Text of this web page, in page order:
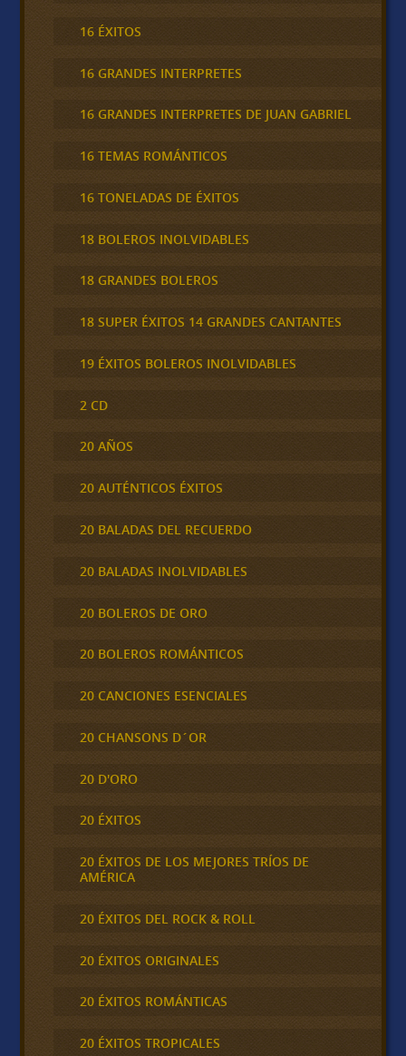
16 ÉXITOS
16 GRANDES INTERPRETES
16 GRANDES INTERPRETES DE JUAN GABRIEL
16 TEMAS ROMÁNTICOS
16 TONELADAS DE ÉXITOS
18 BOLEROS INOLVIDABLES
18 GRANDES BOLEROS
18 SUPER ÉXITOS 14 GRANDES CANTANTES
19 ÉXITOS BOLEROS INOLVIDABLES
2 CD
20 AÑOS
20 AUTÉNTICOS ÉXITOS
20 BALADAS DEL RECUERDO
20 BALADAS INOLVIDABLES
20 BOLEROS DE ORO
20 BOLEROS ROMÁNTICOS
20 CANCIONES ESENCIALES
20 CHANSONS D´OR
20 D'ORO
20 ÉXITOS
20 ÉXITOS DE LOS MEJORES TRÍOS DE
AMÉRICA
20 ÉXITOS DEL ROCK & ROLL
20 ÉXITOS ORIGINALES
20 ÉXITOS ROMÁNTICAS
20 ÉXITOS TROPICALES